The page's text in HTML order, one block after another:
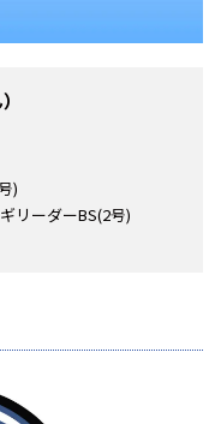
)
リーダーBS(2号)